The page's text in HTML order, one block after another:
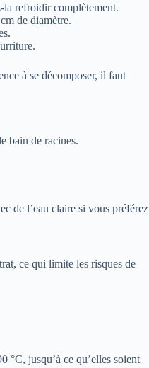
la refroidir complètement.
de diamètre.
à se décomposer, il faut
bain de racines.
de l’eau claire si vous préférez
ce qui limite les risques de
°C, jusqu’à ce qu’elles soient